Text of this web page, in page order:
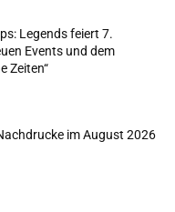
Legends feiert 7.
Events und dem
Zeiten“
im August 2026